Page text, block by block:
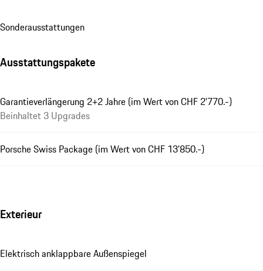
Sonderausstattungen
Ausstattungspakete
Garantieverlängerung 2+2 Jahre (im Wert von CHF 2'770.-)
Beinhaltet 3 Upgrades
Porsche Swiss Package (im Wert von CHF 13’850.-)
Exterieur
Elektrisch anklappbare Außenspiegel